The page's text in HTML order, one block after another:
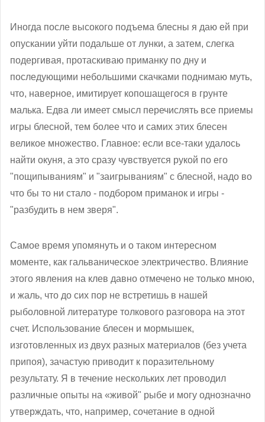
Иногда после высокого подъема блесны я даю ей при
опускании уйти подальше от лунки, а затем, слегка
подергивая, протаскиваю приманку по дну и
последующими небольшими скачками поднимаю муть,
что, наверное, имитирует копошащегося в грунте
малька. Едва ли имеет смысл перечислять все приемы
игры блесной, тем более что и самих этих блесен
великое множество. Главное: если все-таки удалось
найти окуня, а это сразу чувствуется рукой по его
"пощипываниям" и "заигрываниям" с блесной, надо во
что бы то ни стало - подбором приманок и игры -
"разбудить в нем зверя".
Самое время упомянуть и о таком интересном
моменте, как гальваническое электричество. Влияние
этого явления на клев давно отмечено не только мною,
и жаль, что до сих пор не встретишь в нашей
рыболовной литературе толкового разговора на этот
счет. Использование блесен и мормышек,
изготовленных из двух разных материалов (без учета
припоя), зачастую приводит к поразительному
результату. Я в течение нескольких лет проводил
различные опыты на «живой" рыбе и могу однозначно
утверждать, что, например, сочетание в одной